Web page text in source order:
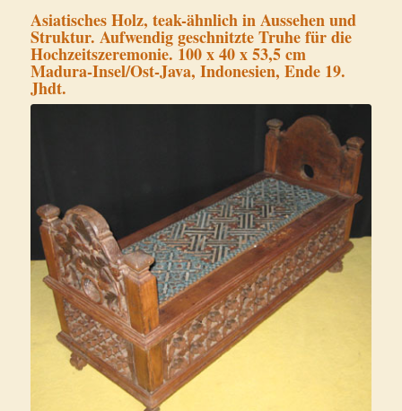
Asiatisches Holz, teak-ähnlich in Aussehen und
Struktur. Aufwendig geschnitzte Truhe für die
Hochzeitszeremonie. 100 x 40 x 53,5 cm
Madura-Insel/Ost-Java, Indonesien, Ende 19.
Jhdt.